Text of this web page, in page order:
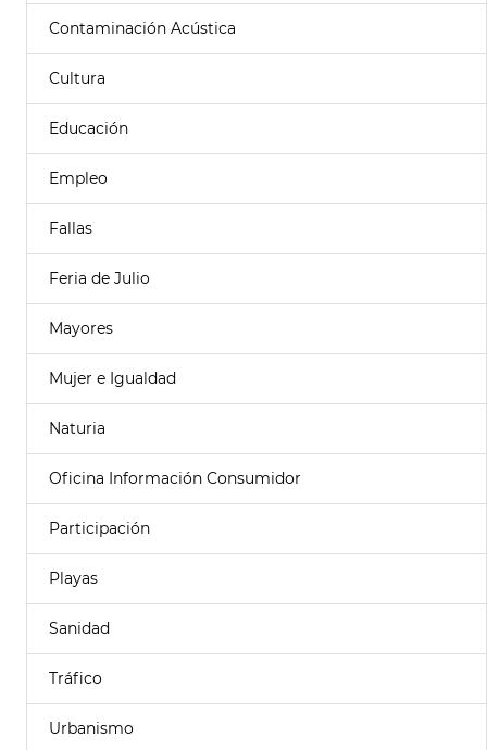
Contaminación Acústica
Cultura
Educación
Empleo
Fallas
Feria de Julio
Mayores
Mujer e Igualdad
Naturia
Oficina Información Consumidor
Participación
Playas
Sanidad
Tráfico
Urbanismo